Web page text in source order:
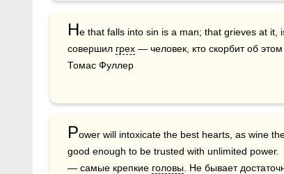
He that falls into sin is a man; that grieves at it,
совершил грех — человек, кто скорбит об
Томас Фуллер
Power will intoxicate the best hearts, as wine
good enough to be trusted with unlimited power.
— самые крепкие головы . Не бывает